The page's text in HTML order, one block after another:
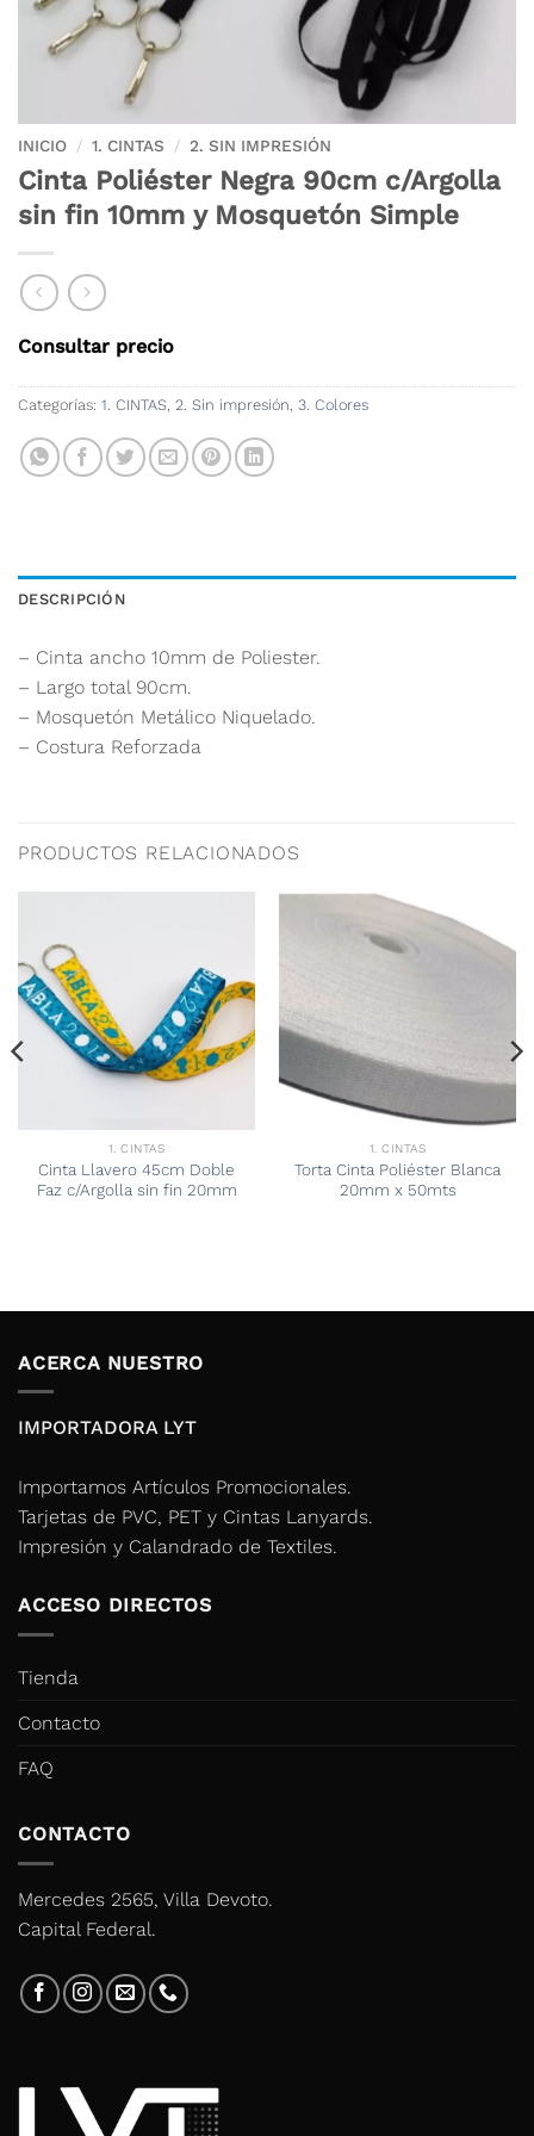
INICIO / 1. CINTAS / 2. SIN IMPRESIÓN
Cinta Poliéster Negra 90cm c/Argolla
sin fin 10mm y Mosquetón Simple
Consultar precio
Categorías: 1. CINTAS 2. Sin impresión 3. Colores
DESCRIPCIÓN
– Cinta ancho 10mm de Poliester.
– Largo total 90cm.
– Mosquetón Metálico Niquelado.
– Costura Reforzada
PRODUCTOS RELACIONADOS
1. CINTAS
Cinta Llavero 45cm Doble
Faz c/Argolla sin fin 20mm
1. CINTAS
Torta Cinta Poliéster Blanca
20mm x 50mts
ACERCA NUESTRO
IMPORTADORA LYT
Importamos Artículos Promocionales.
Tarjetas de PVC, PET y Cintas Lanyards.
Impresión y Calandrado de Textiles.
ACCESO DIRECTOS
Tienda
Contacto
FAQ
CONTACTO
Mercedes 2565, Villa Devoto.
Capital Federal.